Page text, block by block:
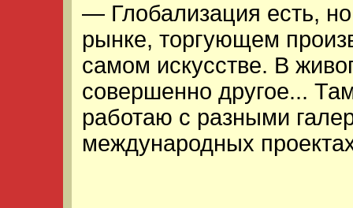
— Глобализация есть,
рынке, торгующем
самом искусстве. В
совершенно другое...
работаю с разными
международных